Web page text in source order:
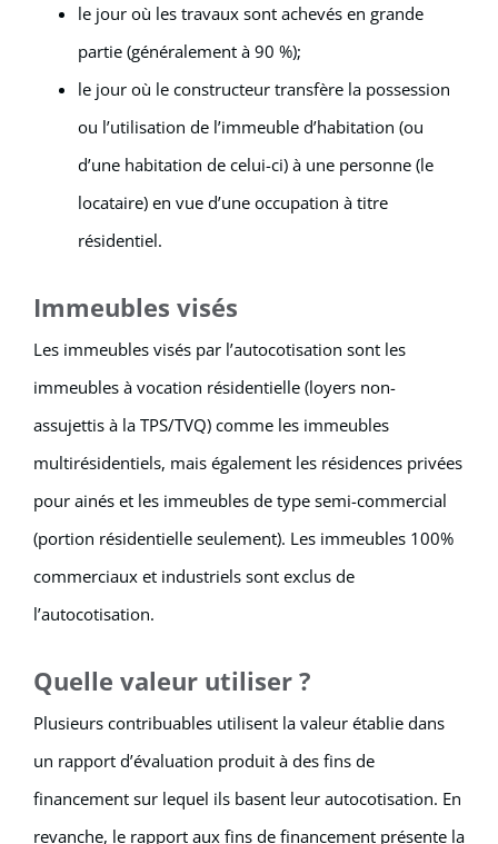
le jour où les travaux sont achevés en grande
partie (généralement à 90 %);
le jour où le constructeur transfère la possession
ou l’utilisation de l’immeuble d’habitation (ou
d’une habitation de celui-ci) à une personne (le
locataire) en vue d’une occupation à titre
résidentiel.
Immeubles visés
Les immeubles visés par l’autocotisation sont les
immeubles à vocation résidentielle (loyers non-
assujettis à la TPS/TVQ) comme les immeubles
multirésidentiels, mais également les résidences privées
pour ainés et les immeubles de type semi-commercial
(portion résidentielle seulement). Les immeubles 100%
commerciaux et industriels sont exclus de
l’autocotisation.
Quelle valeur utiliser ?
Plusieurs contribuables utilisent la valeur établie dans
un rapport d’évaluation produit à des fins de
financement sur lequel ils basent leur autocotisation. En
revanche, le rapport aux fins de financement présente la